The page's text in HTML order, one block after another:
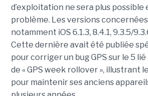
d’exploitation ne sera plus possible
problème. Les versions
notamment iOS 6.1.3, 8.4.1, 9.3.5/
Cette dernière avait été publiée
pour corriger un bug GPS sur le 5
de « GPS week rollover », illustrant
pour maintenir ses anciens